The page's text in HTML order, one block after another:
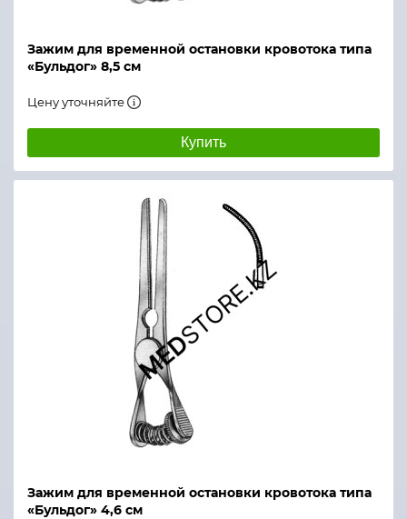
Зажим для временной остановки кровотока типа
«Бульдог» 8,5 см
Цену уточняйте
Купить
Зажим для временной остановки кровотока типа
«Бульдог» 4,6 см